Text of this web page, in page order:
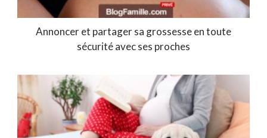
Annoncer et partager sa grossesse en toute
sécurité avec ses proches